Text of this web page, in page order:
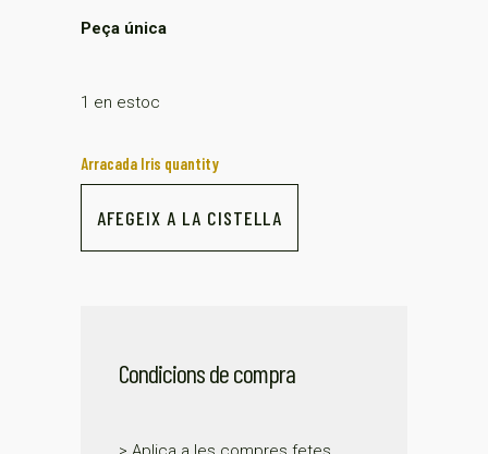
Peça única
1 en estoc
Arracada Iris quantity
AFEGEIX A LA CISTELLA
Condicions de compra